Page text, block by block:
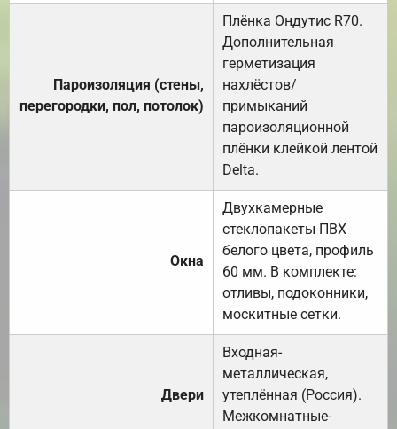
Пароизоляция (стены,
перегородки, пол, потолок)
Плёнка Ондутис R70.
Дополнительная
герметизация
нахлёстов/
примыканий
пароизоляционной
плёнки клейкой лентой
Delta.
Окна
Двухкамерные
стеклопакеты ПВХ
белого цвета, профиль
60 мм. В комплекте:
отливы, подоконники,
москитные сетки.
Двери
Входная-
металлическая,
утеплённая (Россия).
Межкомнатные-